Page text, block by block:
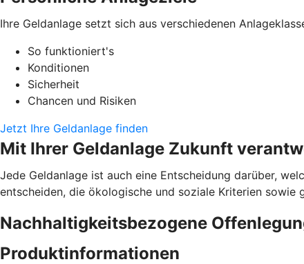
Ihre Geldanlage setzt sich aus verschiedenen
So funktioniert's
Konditionen
Sicherheit
Chancen und Risiken
Jetzt Ihre Geldanlage finden
Mit Ihrer Geldanlage Zukunft
Jede Geldanlage ist auch eine Entscheidung darüber,
entscheiden, die ökologische und soziale Kriterien sowie
Nachhaltigkeitsbezogene
Produktinformationen